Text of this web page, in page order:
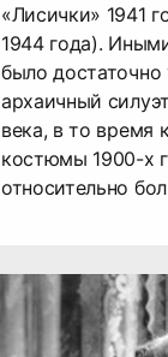
«Лисички» 1941
1944 года).
было достаточно
архаичный
века, в то время
костюмы 1900-х
относительно